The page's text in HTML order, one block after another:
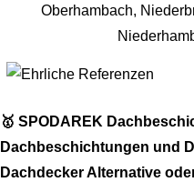
🥇 SPODAREK
Dachbeschichtungen und
Dachdecker Alternative